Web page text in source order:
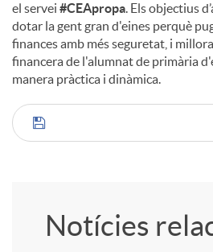
el servei #CEApropa. Els objectius
dotar la gent gran d'eines perquè
finances amb més seguretat, i
financera de l'alumnat de primària
manera pràctica i dinàmica.
C
Notícies